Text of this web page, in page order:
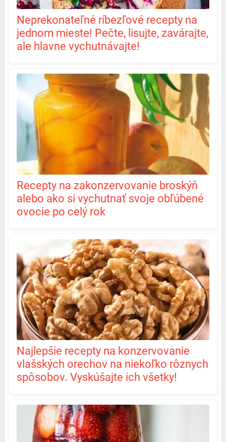
Neprekonateľné ríbezľové recepty na
jednom mieste! Pečte, lisujte, zavárajte,
ale hlavne vychutnávajte!
Recepty na zakonzervovanie broskýň
alebo ako si vychutnať svoje obľúbené
ovocie po celý rok
Najlepšie recepty na konzervovanie
vlašských orechov na niekoľko rôznych
spôsobov. Vyskúšajte ich všetky!